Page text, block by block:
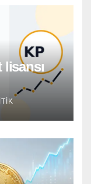
lisansı